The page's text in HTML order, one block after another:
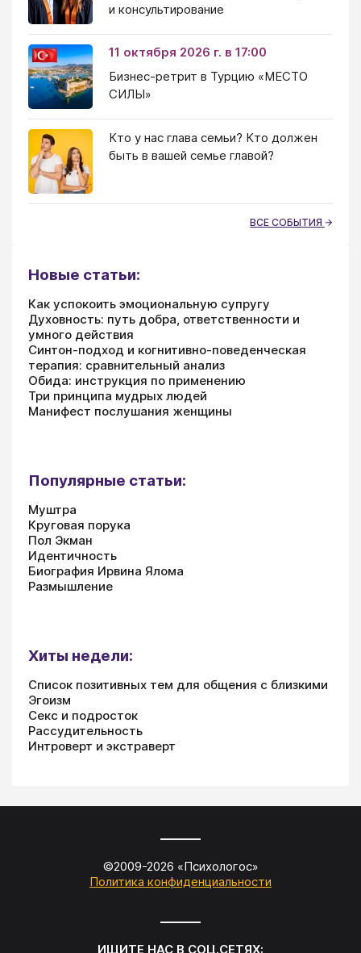
и консультирование
11 октября 2026 г. в 17:00
Бизнес-ретрит в Турцию «МЕСТО
СИЛЫ»
Кто у нас глава семьи? Кто должен
быть в вашей семье главой?
ВСЕ СОБЫТИЯ
Новые статьи:
Как успокоить эмоциональную супругу
Духовность: путь добра, ответственности и
умного действия
Синтон-подход и когнитивно-поведенческая
терапия: сравнительный анализ
Обида: инструкция по применению
Три принципа мудрых людей
Манифест послушания женщины
Популярные статьи:
Муштра
Круговая порука
Пол Экман
Идентичность
Биография Ирвина Ялома
Размышление
Хиты недели:
Список позитивных тем для общения с близкими
Эгоизм
Секс и подросток
Рассудительность
Интроверт и экстраверт
©2009-2026 «Психологос»
Политика конфиденциальности
ИЩИТЕ НАС В СОЦ.СЕТЯХ: